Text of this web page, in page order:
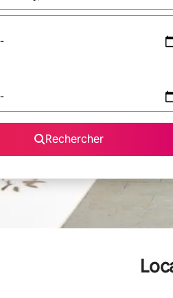
Rechercher